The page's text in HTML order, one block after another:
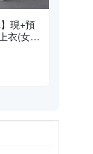
現+預
衣(女上
)